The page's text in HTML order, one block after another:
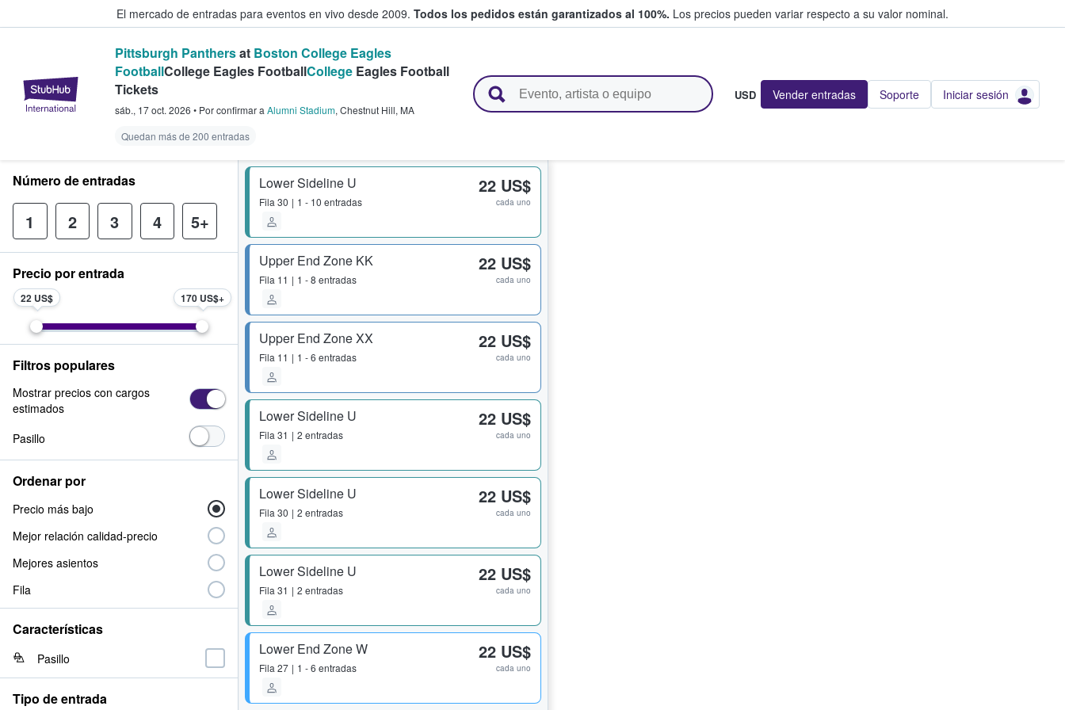
El mercado de entradas para eventos en vivo desde 2009. Todos los pedidos están garantizados al 100%. Los precios pueden variar respecto a su valor nominal.
StubHub: compra y venta de entradas entre fans
Pittsburgh Panthersat Boston College Eagles
FootballCollege Eagles FootballCollegeEagles Football
Tickets
sáb., 17 oct. 2026 • Por confirmar a Alumni Stadium, Chestnut Hill, MA
Quedan más de 200 entradas
USD Vender entradas Soporte Iniciar sesión
Lower Sideline U
Fila 30 1 - 10 entradas
22 US$
cada uno
Upper End Zone KK
Fila 11 1 - 8 entradas
22 US$
cada uno
Upper End Zone XX
Fila 11 1 - 6 entradas
22 US$
cada uno
Lower Sideline U
Fila 31 2 entradas
22 US$
cada uno
Lower Sideline U
Fila 30 2 entradas
22 US$
cada uno
Lower Sideline U
Fila 31 2 entradas
22 US$
cada uno
Lower End Zone W
Fila 27 1 - 6 entradas
22 US$
cada uno
Número de entradas
1 2 3 4 5+
Precio por entrada
22 US$ 170 US$
Filtros populares
Mostrar precios con cargos
estimados
Pasillo
Ordenar por
Precio más bajo
Mejor relación calidad-precio
Mejores asientos
Fila
Características
Pasillo
Tipo de entrada